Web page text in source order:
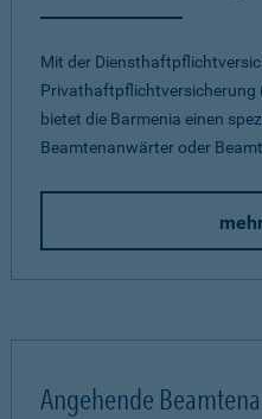
Mit der
Privathaftpflichtversicherung
bietet die Barmenia einen
Beamtenanwärter oder
Angehende